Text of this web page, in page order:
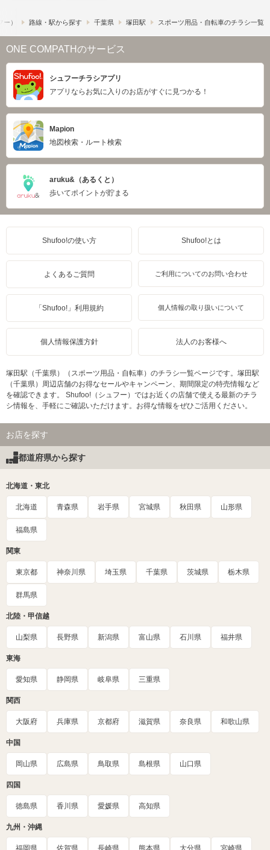
） 路線・駅から探す 千葉県 塚田駅 スポーツ用品・自転車のチラシ一覧
ONE COMPATHのサービス
シュフーチラシアプリ
アプリならお気に入りのお店がすぐに見つかる！
Mapion
地図検索・ルート検索
aruku&（あるくと）
歩いてポイントが貯まる
Shufoo!の使い方 Shufoo!とは
よくあるご質問 ご利用についてのお問い合わせ
「Shufoo!」利用規約 個人情報の取り扱いについて
個人情報保護方針 法人のお客様へ
塚田駅（千葉県）（スポーツ用品・自転車）のチラシ一覧ページです。塚田駅
（千葉県）周辺店舗のお得なセールやキャンペーン、期間限定の特売情報など
を確認できます。 Shufoo!（シュフー）ではお近くの店舗で使える最新のチラ
シ情報を、手軽にご確認いただけます。お得な情報をぜひご活用ください。
お店を探す
都道府県から探す
北海道・東北
北海道 青森県 岩手県 宮城県 秋田県 山形県
福島県
関東
東京都 神奈川県 埼玉県 千葉県 茨城県 栃木県
群馬県
北陸・甲信越
山梨県 長野県 新潟県 富山県 石川県 福井県
東海
愛知県 静岡県 岐阜県 三重県
関西
大阪府 兵庫県 京都府 滋賀県 奈良県 和歌山県
中国
岡山県 広島県 鳥取県 島根県 山口県
四国
徳島県 香川県 愛媛県 高知県
九州・沖縄
福岡県 佐賀県 長崎県 熊本県 大分県 宮崎県